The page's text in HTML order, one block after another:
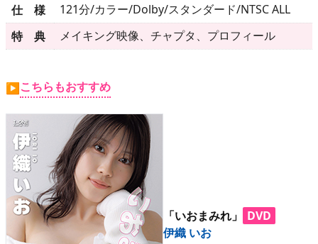
▶ 会社概要
仕 様
121分/カラー/Dolby/スタンダード/NTSC ALL
特 典
メイキング映像、チャプタ、プロフィール
▶こちらもおすすめ
「いおまみれ」
DVD
伊織 いお